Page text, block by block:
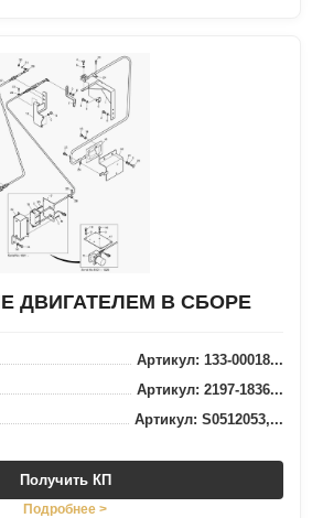
ДВИГАТЕЛЕМ В СБОРЕ
Артикул: 133-00018...
Артикул: 2197-1836...
Артикул: S0512053,...
Получить КП
Подробнее >